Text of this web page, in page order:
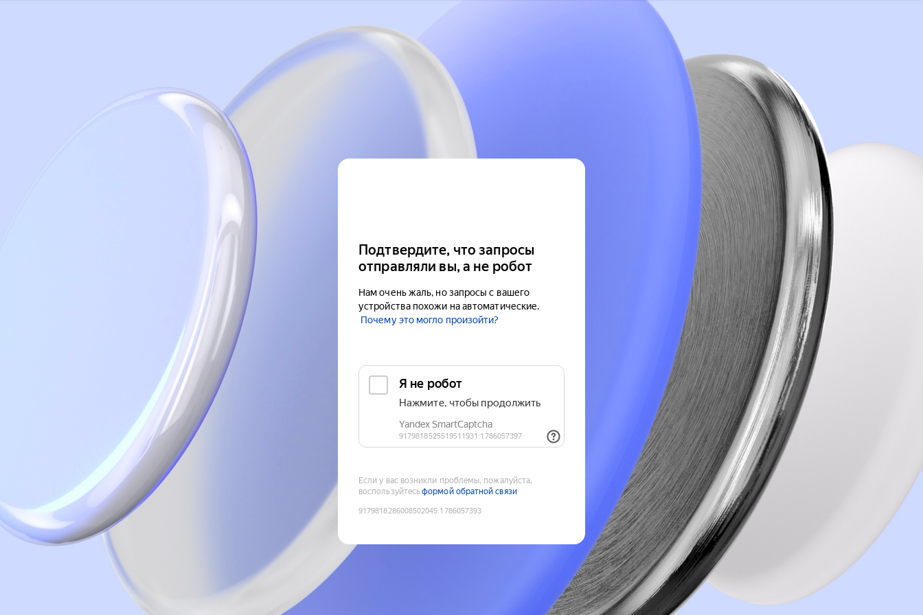
Подтвердите, что запросы
отправляли вы, а не робот
Нам очень жаль, но запросы с вашего
устройства похожи на автоматические.
Почему это могло произойти?
Если у вас возникли проблемы, пожалуйста,
воспользуйтесьформой обратной связи
9179818286008502045:1786057393